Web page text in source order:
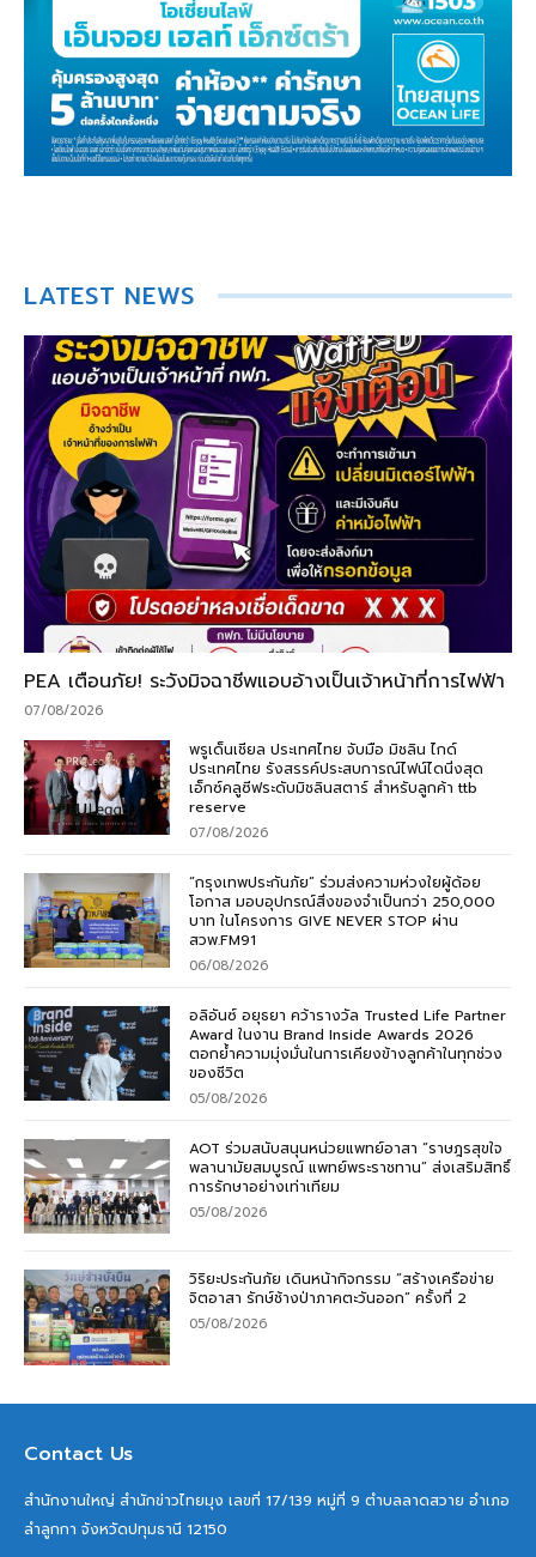
LATEST NEWS
PEA เตือนภัย! ระวังมิจฉาชีพแอบอ้างเป็นเจ้าหน้าที่การไฟฟ้า
07/08/2026
พรูเด็นเชียล ประเทศไทย จับมือ มิชลิน ไกด์
ประเทศไทย รังสรรค์ประสบการณ์ไฟน์ไดนิ่งสุด
เอ็กซ์คลูซีฟระดับมิชลินสตาร์ สำหรับลูกค้า ttb
reserve
07/08/2026
“กรุงเทพประกันภัย” ร่วมส่งความห่วงใยผู้ด้อย
โอกาส มอบอุปกรณ์สิ่งของจำเป็นกว่า 250,000
บาท ในโครงการ GIVE NEVER STOP ผ่าน
สวพ.FM91
06/08/2026
อลิอันซ์ อยุธยา คว้ารางวัล Trusted Life Partner
Award ในงาน Brand Inside Awards 2026
ตอกย้ำความมุ่งมั่นในการเคียงข้างลูกค้าในทุกช่วง
ของชีวิต
05/08/2026
AOT ร่วมสนับสนุนหน่วยแพทย์อาสา “ราษฎรสุขใจ
พลานามัยสมบูรณ์ แพทย์พระราชทาน” ส่งเสริมสิทธิ์
การรักษาอย่างเท่าเทียม
05/08/2026
วิริยะประกันภัย เดินหน้ากิจกรรม “สร้างเครือข่าย
จิตอาสา รักษ์ช้างป่าภาคตะวันออก” ครั้งที่ 2
05/08/2026
Contact Us
สำนักงานใหญ่ สำนักข่าวไทยมุง เลขที่ 17/139 หมู่ที่ 9 ตำบลลาดสวาย อำเภอ
ลำลูกกา จังหวัดปทุมธานี 12150